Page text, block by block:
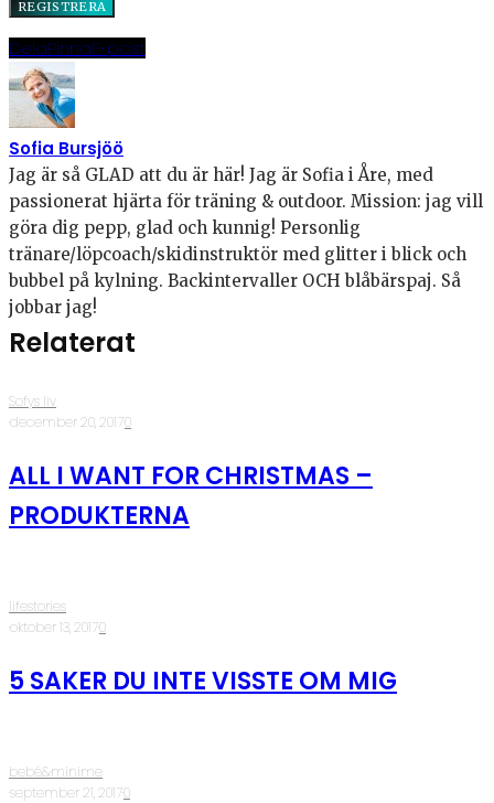
DelaPinnaE-post
Sofia Bursjöö
Jag är så GLAD att du är här! Jag är Sofia i Åre, med
passionerat hjärta för träning & outdoor. Mission: jag vill
göra dig pepp, glad och kunnig! Personlig
tränare/löpcoach/skidinstruktör med glitter i blick och
bubbel på kylning. Backintervaller OCH blåbärspaj. Så
jobbar jag!
Relaterat
Sofys liv
·december 20, 2017·0
ALL I WANT FOR CHRISTMAS –
PRODUKTERNA
lifestories
·oktober 13, 2017·0
5 SAKER DU INTE VISSTE OM MIG
bebé&minime
·september 21, 2017·0